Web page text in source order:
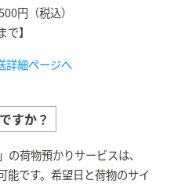
円（税込）
】
詳細ページへ
すか？
」の荷物預かりサービスは、
能です。希望日と荷物のサイ